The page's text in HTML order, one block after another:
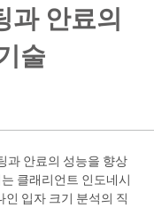
과 안료의
술
과 안료의 성능을 향상
클래리언트 인도네시
입자 크기 분석의 직